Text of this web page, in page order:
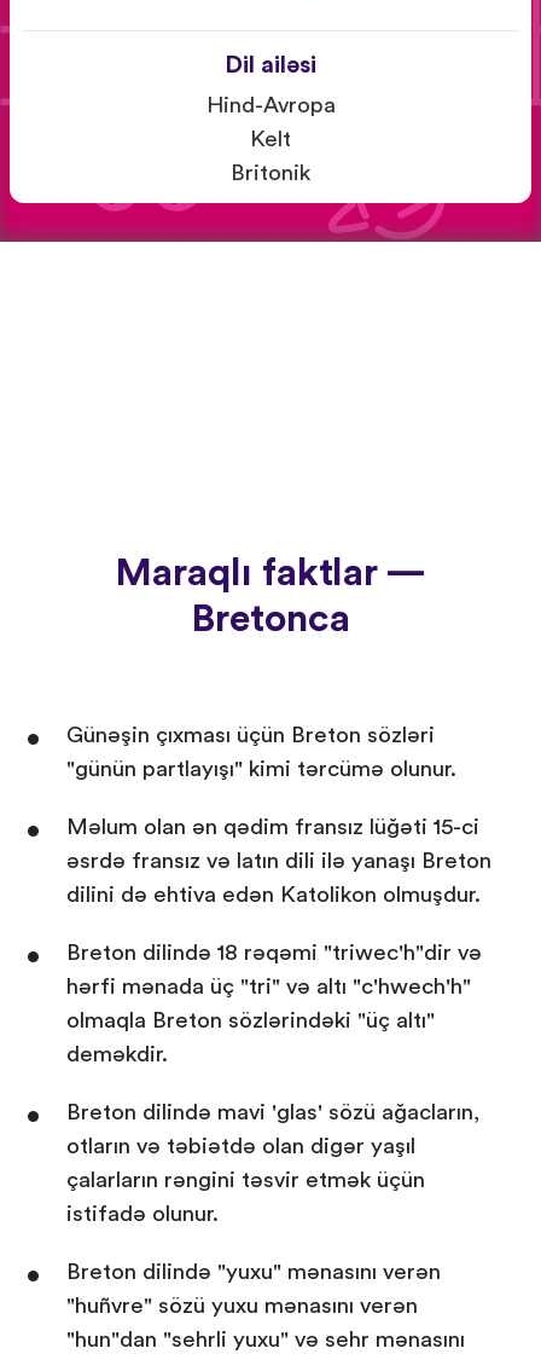
Dil ailəsi
Hind-Avropa
Kelt
Britonik
Maraqlı faktlar —
Bretonca
Günəşin çıxması üçün Breton sözləri
"günün partlayışı" kimi tərcümə olunur.
Məlum olan ən qədim fransız lüğəti 15-ci
əsrdə fransız və latın dili ilə yanaşı Breton
dilini də ehtiva edən Katolikon olmuşdur.
Breton dilində 18 rəqəmi "triwec'h"dir və
hərfi mənada üç "tri" və altı "c'hwech'h"
olmaqla Breton sözlərindəki "üç altı"
deməkdir.
Breton dilində mavi 'glas' sözü ağacların,
otların və təbiətdə olan digər yaşıl
çalarların rəngini təsvir etmək üçün
istifadə olunur.
Breton dilində "yuxu" mənasını verən
"huñvre" sözü yuxu mənasını verən
"hun"dan "sehrli yuxu" və sehr mənasını